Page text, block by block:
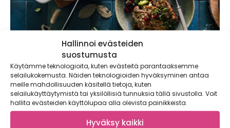
Hallinnoi evästeiden
suostumusta
Käytämme teknologioita, kuten evästeitä parantaaksemme
selailukokemusta. Näiden teknologioiden hyväksyminen antaa
meille mahdollisuuden käsitellä tietoja, kuten
selailukäyttäytymistä tai yksilöllisiä tunnuksia tällä sivustolla. Voit
hallita evästeiden käyttölupaa alla olevista painikkeista.
Hyväksy kaikki
Kokataan yhdessä poroa – Ota talteen helpot
kasvispitoiset reseptit, joissa hyödynnetään
kaikki ruhonosat
Poronlihaa on pidetty kalliina ja vaikeasti valmistettavana
raaka-aineena, mutta nyt kumoamme tämän myytin!